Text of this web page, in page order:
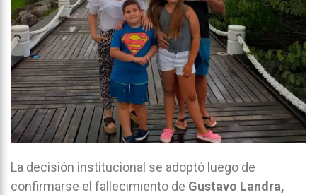
La decisión institucional se adoptó luego de
confirmarse el fallecimiento de Gustavo Landra,